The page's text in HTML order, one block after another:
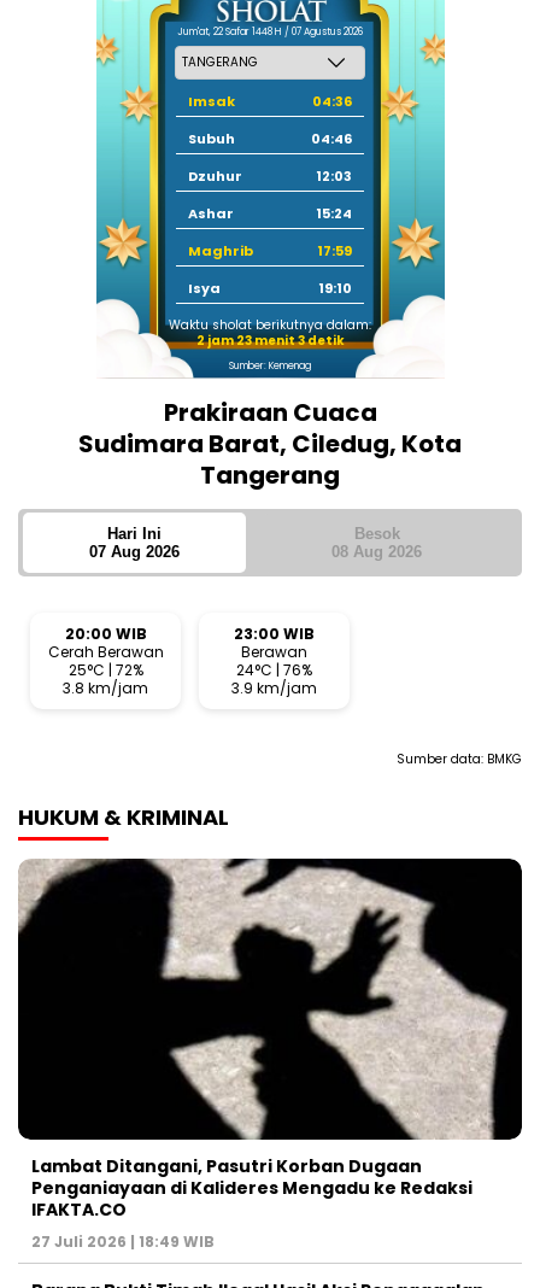
Jum'at, 22 Safar 1448 H / 07 Agustus 2026
Imsak
04:36
Subuh
04:46
Dzuhur
12:03
Ashar
15:24
Maghrib
17:59
Isya
19:10
Waktu sholat berikutnya dalam:
2 jam 23 menit 2 detik
Sumber: Kemenag
Prakiraan Cuaca
Sudimara Barat, Ciledug, Kota
Tangerang
Hari Ini
07 Aug 2026
Besok
08 Aug 2026
20:00 WIB
Cerah Berawan
25°C | 72%
3.8 km/jam
23:00 WIB
Berawan
24°C | 76%
3.9 km/jam
Sumber data: BMKG
HUKUM & KRIMINAL
Lambat Ditangani, Pasutri Korban Dugaan
Penganiayaan di Kalideres Mengadu ke Redaksi
IFAKTA.CO
27 Juli 2026 | 18:49 WIB